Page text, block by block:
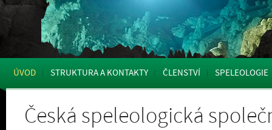
ÚVOD STRUKTURA A KONTAKTY ČLENSTVÍ SPELEOLOGIE
Česká speleologická